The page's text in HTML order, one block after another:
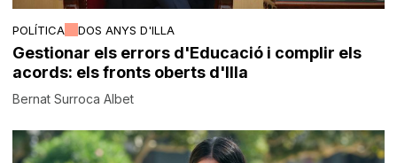
POLÍTICA DOS ANYS D'ILLA
Gestionar els errors d'Educació i complir els
acords: els fronts oberts d'Illa
Bernat Surroca Albet